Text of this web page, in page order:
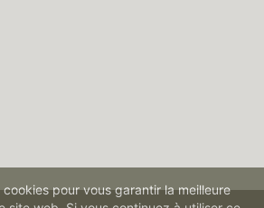
pour vous garantir la meilleure